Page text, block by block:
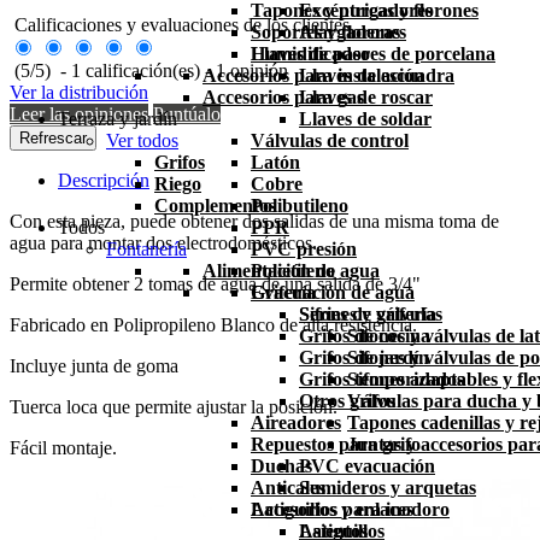
Tapones y purgadores
Soportes y florones
Humidificadores de porcelana
Accesorios para instalación
Accesorios para gas
Terraza y jardín
Ver todos
Grifos
Riego
Complementos
Todos
Fontanería
Alimentación de agua
Grifería
Series de grifería
Grifos de cocina
Grifos de jardín
Grifos temporizados
Otros grifos
Aireadores
Repuestos para grifo
Duchas
Anticales
Latiguillos y enlaces
Latiguillos
Excéntricas y florones
Alargaderas
Llaves de paso
Llaves de escuadra
Llaves de roscar
Llaves de soldar
Válvulas de control
Latón
Cobre
Polibutileno
PPR
PVC presión
Polietileno
Evacuación de agua
Sifones y válvulas
Sifones y válvulas de
Sifones y válvulas de
Sifones adaptables y
Válvulas para ducha y
Tapones cadenillas y
Juntas y accesorios
PVC evacuación
Sumideros y arquetas
Accesorios para inodoro
Asientos
Calificaciones y evaluaciones de los clientes
(5/5) - 1 calificación(es) -1opinión
Ver la distribución
Leer las opiniones Puntúalo
Descripción
Con esta pieza, puede obtener dos salidas de una misma toma de
agua para montar dos electrodomésticos.
Permite obtener 2 tomas de agua de una salida de 3/4"
Fabricado en Polipropileno Blanco de alta resistencia.
Incluye junta de goma
Tuerca loca que permite ajustar la posición.
Fácil montaje.